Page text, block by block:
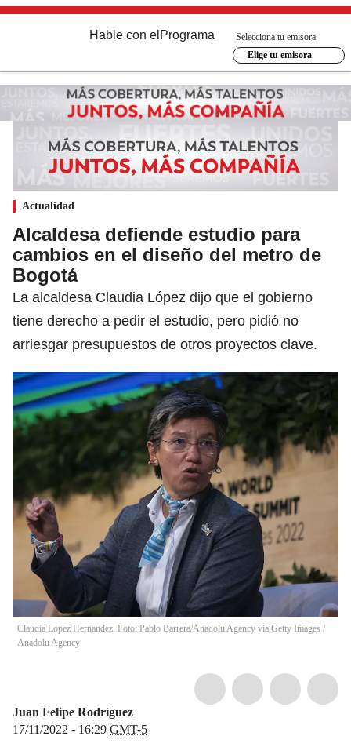
Hable con el Programa
Selecciona tu emisora
Elige tu emisora
Actualidad
Alcaldesa defiende estudio para
cambios en el diseño del metro de
Bogotá
La alcaldesa Claudia López dijo que el gobierno
tiene derecho a pedir el estudio, pero pidió no
arriesgar presupuestos de otros proyectos clave.
Claudia Lopez Hernandez. Foto: Pablo Barrera/Anadolu Agency via Getty Images /
Anadolu Agency
Juan Felipe Rodríguez
17/11/2022 - 16:29 GMT-5